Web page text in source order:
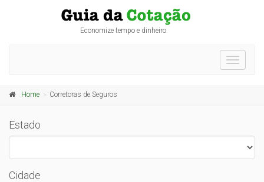
Economize tempo e dinheiro
Toggle
Home Corretoras de Seguros
Estado
Cidade